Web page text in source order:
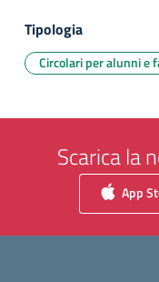
Tipologia
Circolari per alunni e
Scarica la
App